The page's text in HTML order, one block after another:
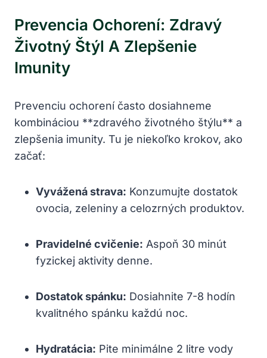
Prevencia Ochorení: Zdravý
Životný Štýl A Zlepšenie
Imunity
Prevenciu ochorení často dosiahneme
kombináciou **zdravého životného štýlu** a
zlepšenia imunity. Tu je niekoľko krokov, ako
začať:
Vyvážená strava: Konzumujte dostatok
ovocia, zeleniny a celozrných produktov.
Pravidelné cvičenie: Aspoň 30 minút
fyzickej aktivity denne.
Dostatok spánku: Dosiahnite 7-8 hodín
kvalitného spánku každú noc.
Hydratácia: Pite minimálne 2 litre vody